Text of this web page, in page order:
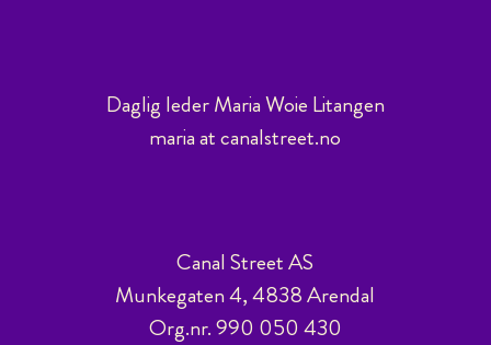
Daglig leder Maria Woie Litangen
maria at canalstreet.no
Canal Street AS
Munkegaten 4, 4838 Arendal
Org.nr. 990 050 430